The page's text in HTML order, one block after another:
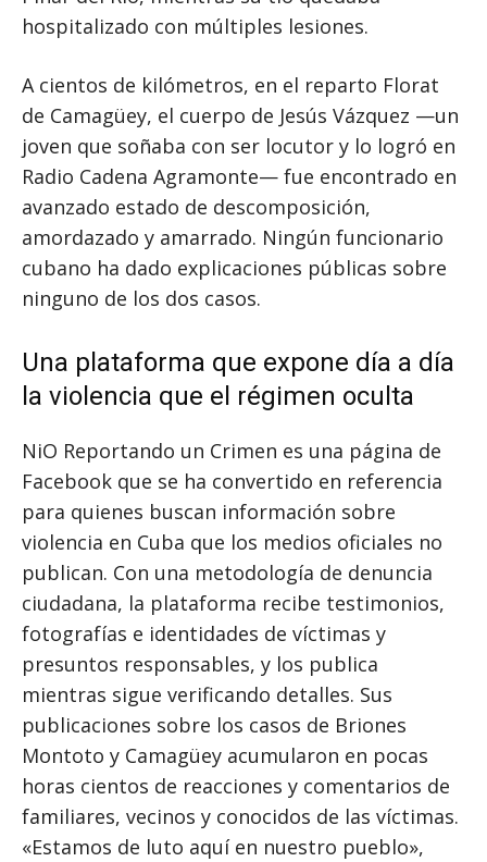
hospitalizado con múltiples lesiones.
A cientos de kilómetros, en el reparto Florat
de Camagüey, el cuerpo de Jesús Vázquez —un
joven que soñaba con ser locutor y lo logró en
Radio Cadena Agramonte— fue encontrado en
avanzado estado de descomposición,
amordazado y amarrado. Ningún funcionario
cubano ha dado explicaciones públicas sobre
ninguno de los dos casos.
Una plataforma que expone día a día
la violencia que el régimen oculta
NiO Reportando un Crimen es una página de
Facebook que se ha convertido en referencia
para quienes buscan información sobre
violencia en Cuba que los medios oficiales no
publican. Con una metodología de denuncia
ciudadana, la plataforma recibe testimonios,
fotografías e identidades de víctimas y
presuntos responsables, y los publica
mientras sigue verificando detalles. Sus
publicaciones sobre los casos de Briones
Montoto y Camagüey acumularon en pocas
horas cientos de reacciones y comentarios de
familiares, vecinos y conocidos de las víctimas.
«Estamos de luto aquí en nuestro pueblo»,